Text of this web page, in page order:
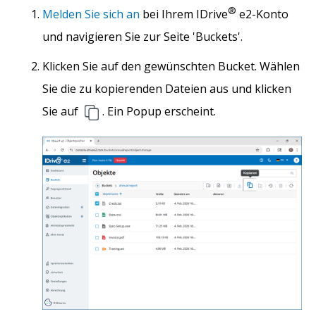
Melden Sie sich an bei Ihrem IDrive® e2-Konto
und navigieren Sie zur Seite 'Buckets'.
Klicken Sie auf den gewünschten Bucket. Wählen
Sie die zu kopierenden Dateien aus und klicken
Sie auf
. Ein Popup erscheint.